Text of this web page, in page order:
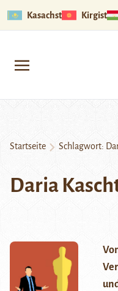
Kasachstan Kirgistan
Startseite Schlagwort:
Daria